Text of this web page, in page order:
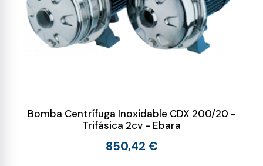
Bomba Centrífuga Inoxidable CDX 200/20 -
Trifásica 2cv - Ebara
850,42 €